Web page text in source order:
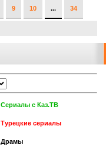
9 10 ... 34
Сериалы с Каз.ТВ
Турецкие сериалы
Драмы